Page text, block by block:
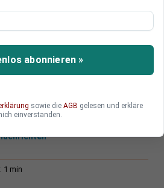
zwischen
in Ost-Aleppo sind
1 min
abonnieren »
sowie die AGB gelesen und erkläre
einverstanden.